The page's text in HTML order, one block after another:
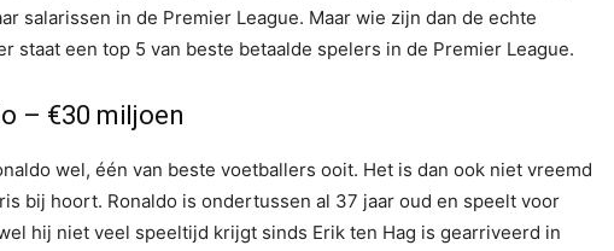
salarissen in de Premier League. Maar wie zijn dan de echte
staat een top 5 van beste betaalde spelers in de Premier League.
– €30 miljoen
wel, één van beste voetballers ooit. Het is dan ook niet vreemd
bij hoort. Ronaldo is ondertussen al 37 jaar oud en speelt voor
hij niet veel speeltijd krijgt sinds Erik ten Hag is gearriveerd in